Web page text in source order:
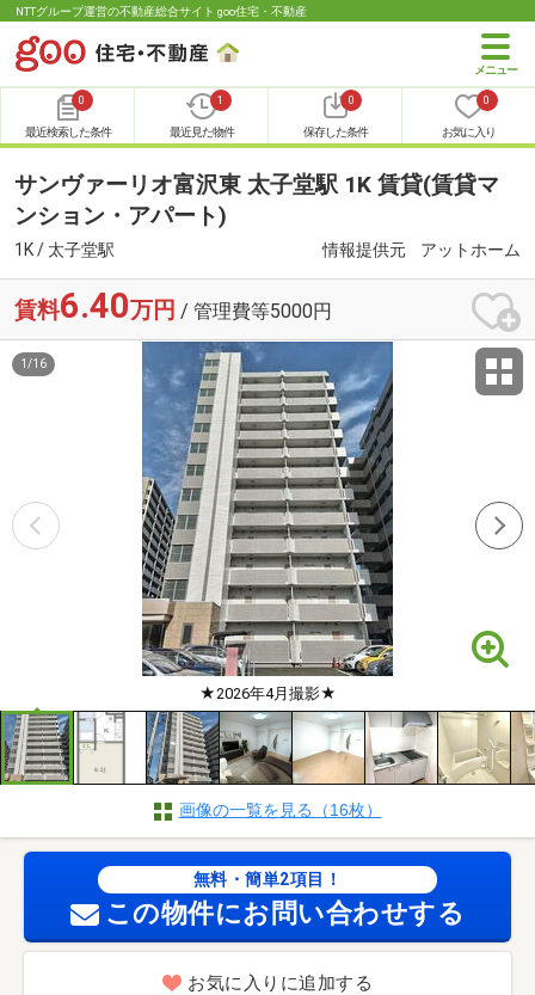
NTTグループ運営の不動産総合サイト goo住宅・不動産
0
最近検索した条件
1
最近見た物件
0
保存した条件
0
お気に入り
サンヴァーリオ富沢東 太子堂駅 1K 賃貸(賃貸マ
ンション・アパート)
1K / 太子堂駅 情報提供元 アットホーム
賃料6.40万円 / 管理費等5000円
★2026年4月撮影★
1 /16
画像の一覧を見る（16枚）
無料・簡単2項目！
この物件にお問い合わせする
お気に入りに追加する